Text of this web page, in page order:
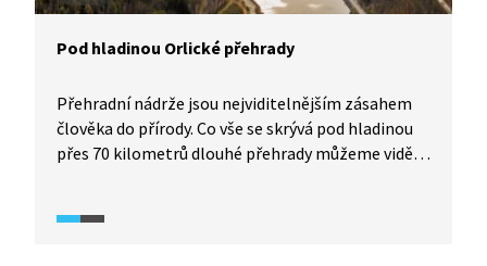
Pod hladinou Orlické přehrady
Přehradní nádrže jsou nejviditelnějším zásahem
člověka do přírody. Co vše se skrývá pod hladinou
přes 70 kilometrů dlouhé přehrady můžeme vidět
upuštěná a některé staré silnice jezy i pobřežní